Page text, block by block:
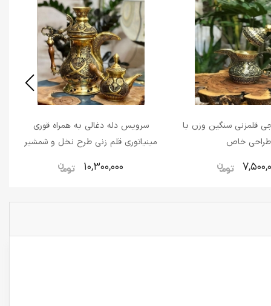
قلمزنی سنگین وزن با
طراحی خاص
سرویس دله دغالی به همراه قوری
مینیاتوری قلم زنی طرح نخل و شمشیر
10,300,000